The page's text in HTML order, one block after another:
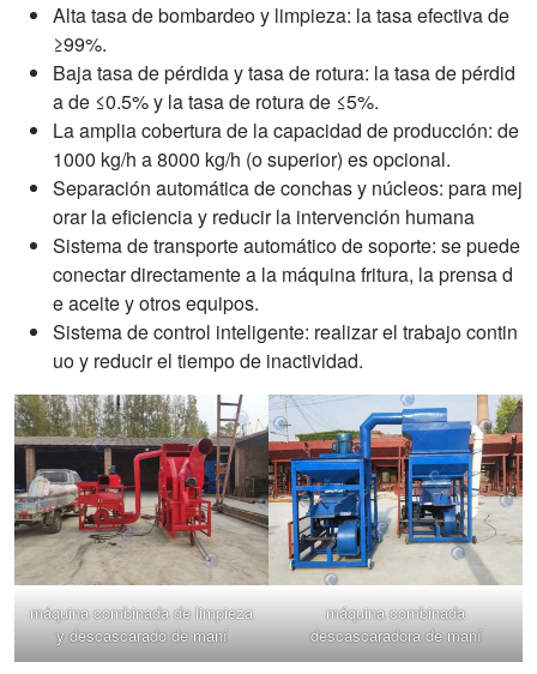
Alta tasa de bombardeo y limpieza: la tasa efectiva de
≥99%.
Baja tasa de pérdida y tasa de rotura: la tasa de pérdid
a de ≤0.5% y la tasa de rotura de ≤5%.
La amplia cobertura de la capacidad de producción: de
1000 kg/h a 8000 kg/h (o superior) es opcional.
Separación automática de conchas y núcleos: para mej
orar la eficiencia y reducir la intervención humana
Sistema de transporte automático de soporte: se puede
conectar directamente a la máquina fritura, la prensa d
e aceite y otros equipos.
Sistema de control inteligente: realizar el trabajo contin
uo y reducir el tiempo de inactividad.
máquina combinada de limpieza
y descascarado de maní
máquina combinada
descascaradora de maní